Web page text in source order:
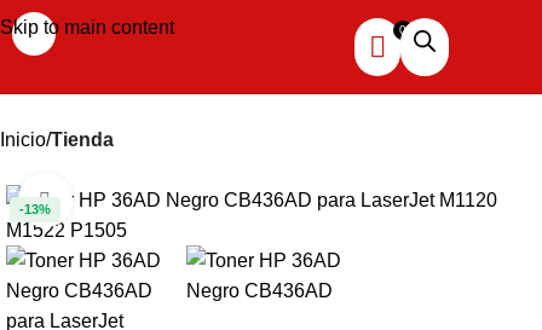
Skip to main content
Inicio Tienda
-13% Haga clic para ampliar